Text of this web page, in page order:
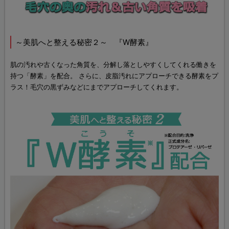
～美肌へと整える秘密２～ 『W酵素』
肌の汚れや古くなった角質を、分解し落としやすくしてくれる働きを
持つ「酵素」を配合。 さらに、皮脂汚れにアプローチできる酵素をプ
ラス！毛穴の黒ずみなどにまでアプローチしてくれます。